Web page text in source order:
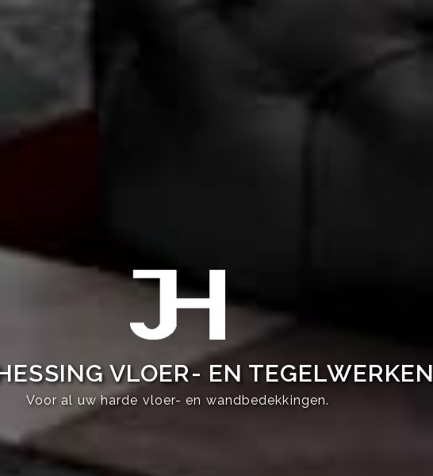
VLOER- EN TEGELWERKEN
Voor al uw harde vloer- en wandbedekkingen.